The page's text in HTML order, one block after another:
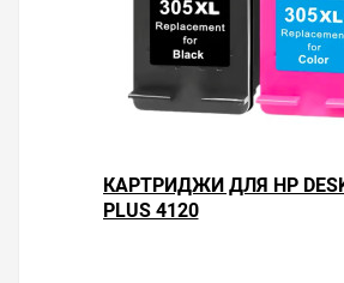
КАРТРИДЖИ ДЛЯ HP
PLUS 4120